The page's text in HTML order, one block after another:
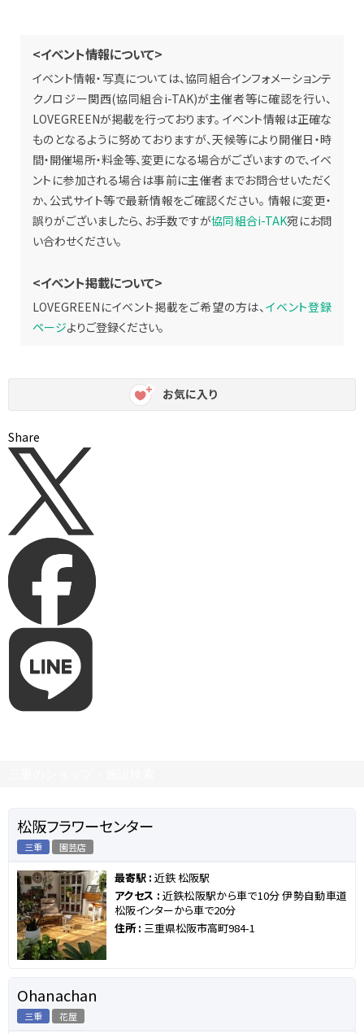
<イベント情報について>
イベント情報・写真については、協同組合インフォメーションテ
クノロジー関西(協同組合i-TAK)が主催者等に確認を行い、
LOVEGREENが掲載を行っております。 イベント情報は正確な
ものとなるように努めておりますが、天候等により開催日・時
間・開催場所・料金等、変更になる場合がございますので、イベ
ントに参加される場合は事前に主催者までお問合せいただく
か、公式サイト等で最新情報をご確認ください。 情報に変更・
誤りがございましたら、お手数ですが協同組合i-TAK宛にお問
い合わせください。
<イベント掲載について>
LOVEGREENにイベント掲載をご希望の方は、 イベント登録
ページよりご登録ください。
お気に入り
Share
松阪フラワーセンター
三重 園芸店
最寄駅 : 近鉄 松阪駅
アクセス : 近鉄松阪駅から車で10分 伊勢自動車道
松阪インターから車で20分
住所 : 三重県松阪市高町984-1
Ohanachan
三重 花屋